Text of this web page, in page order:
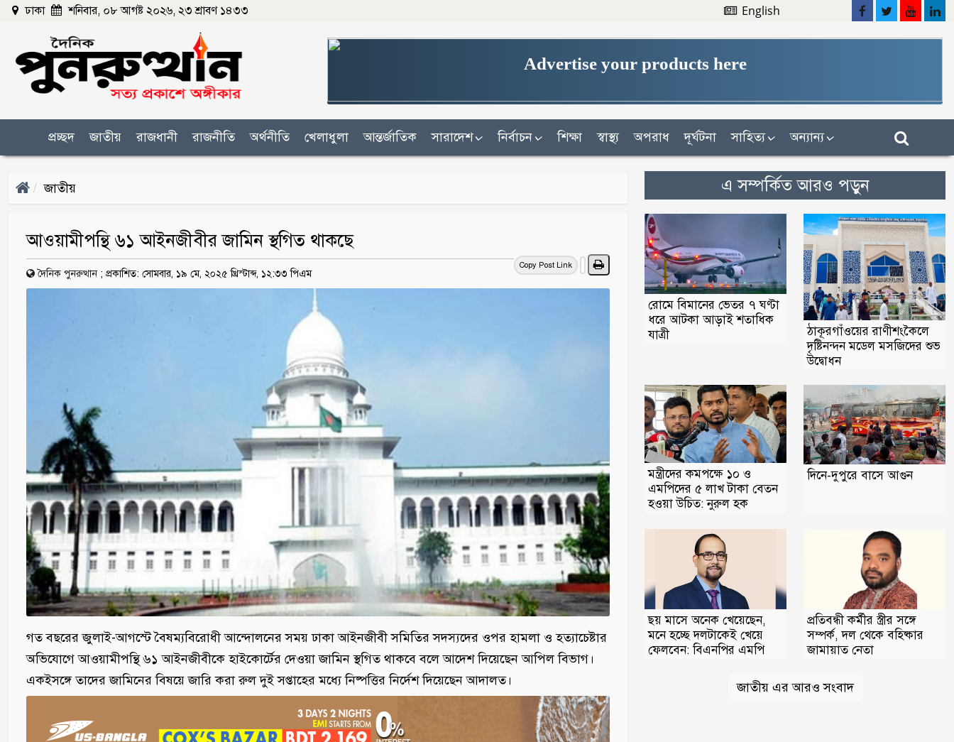
ঢাকা শনিবার, ০৮ আগষ্ট ২০২৬, ২৩ শ্রাবণ ১৪৩৩ English
Advertise your products here
প্রচ্ছদ জাতীয় রাজধানী রাজনীতি অর্থনীতি খেলাধুলা আন্তর্জাতিক সারাদেশ নির্বাচন শিক্ষা স্বাস্থ্য অপরাধ দূর্ঘটনা সাহিত্য অন্যান্য
জাতীয়
আওয়ামীপন্থি ৬১ আইনজীবীর জামিন স্থগিত থাকছে
Copy Post Link
দৈনিক পুনরুত্থান ; প্রকাশিত: সোমবার, ১৯ মে, ২০২৫ খ্রিস্টাব্দ, ১২:৩৩ পিএম
গত বছরের জুলাই-আগস্টে বৈষম্যবিরোধী আন্দোলনের সময় ঢাকা আইনজীবী সমিতির সদস্যদের ওপর হামলা ও হত্যাচেষ্টার
অভিযোগে আওয়ামীপন্থি ৬১ আইনজীবীকে হাইকোর্টের দেওয়া জামিন স্থগিত থাকবে বলে আদেশ দিয়েছেন আপিল বিভাগ।
একইসঙ্গে তাদের জামিনের বিষয়ে জারি করা রুল দুই সপ্তাহের মধ্যে নিষ্পত্তির নির্দেশ দিয়েছেন আদালত।
এ সম্পর্কিত আরও পড়ুন
রোমে বিমানের ভেতর ৭ ঘণ্টা
ধরে আটকা আড়াই শতাধিক
যাত্রী
ঠাকূরগাঁওয়ের রাণীশংকৈলে
দৃষ্টিনন্দন মডেল মসজিদের শুভ
উদ্বোধন
মন্ত্রীদের কমপক্ষে ১০ ও
এমপিদের ৫ লাখ টাকা বেতন
হওয়া উচিত: নুরুল হক
দিনে-দুপুরে বাসে আগুন
ছয় মাসে অনেক খেয়েছেন,
মনে হচ্ছে দলটাকেই খেয়ে
ফেলবেন: বিএনপির এমপি
প্রতিবন্ধী কর্মীর স্ত্রীর সঙ্গে
সম্পর্ক, দল থেকে বহিষ্কার
জামায়াত নেতা
জাতীয় এর আরও সংবাদ